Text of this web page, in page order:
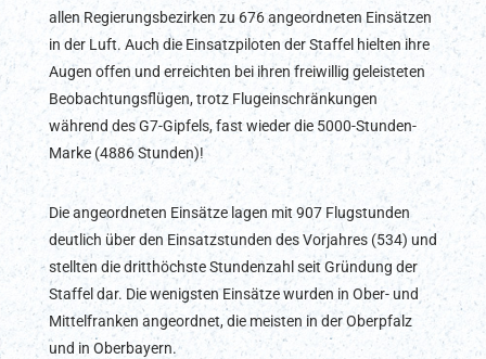
allen Regierungsbezirken zu 676 angeordneten Einsätzen
in der Luft. Auch die Einsatzpiloten der Staffel hielten ihre
Augen offen und erreichten bei ihren freiwillig geleisteten
Beobachtungsflügen, trotz Flugeinschränkungen
während des G7-Gipfels, fast wieder die 5000-Stunden-
Marke (4886 Stunden)!
Die angeordneten Einsätze lagen mit 907 Flugstunden
deutlich über den Einsatzstunden des Vorjahres (534) und
stellten die dritthöchste Stundenzahl seit Gründung der
Staffel dar. Die wenigsten Einsätze wurden in Ober- und
Mittelfranken angeordnet, die meisten in der Oberpfalz
und in Oberbayern.